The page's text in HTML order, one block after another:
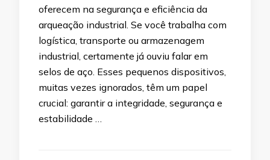
oferecem na segurança e eficiência da
arqueação industrial. Se você trabalha com
logística, transporte ou armazenagem
industrial, certamente já ouviu falar em
selos de aço. Esses pequenos dispositivos,
muitas vezes ignorados, têm um papel
crucial: garantir a integridade, segurança e
estabilidade …